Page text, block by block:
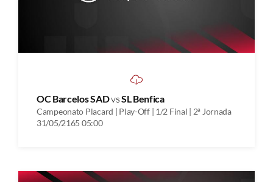
OC Barcelos SADvsSL Benfica
Campeonato Placard | Play-Off | 1/2 Final | 2ª Jornada
31/05/2165 05:00